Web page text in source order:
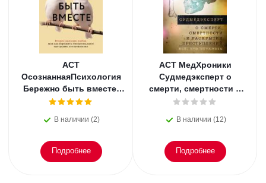
АСТ
ОсознаннаяПсихология
Бережно быть вместе.
Второе дыхание любви,
эмоциональное
В наличии (2)
Подробнее
АСТ МедХроники
Судмедэксперт о
смерти, смертности и
раскрытии
осталось. Блэк
В наличии (12)
Подробнее